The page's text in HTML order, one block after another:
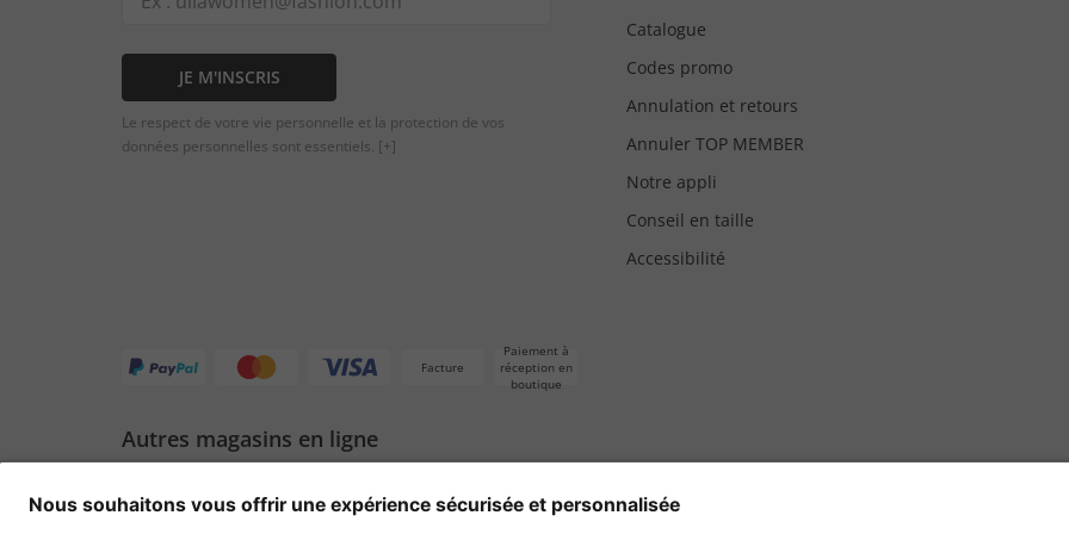
JE M'INSCRIS
Le respect de votre vie personnelle et la protection de vos
données personnelles sont essentiels. [+]
Catalogue
Codes promo
Annulation et retours
Annuler TOP MEMBER
Notre appli
Conseil en taille
Accessibilité
Facture
Paiement à
réception en
boutique
Autres magasins en ligne